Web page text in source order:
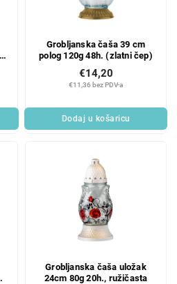
Grobljanska čaša 39 cm
polog 120g 48h. (zlatni čep)
€11,36 bez PDV-a
€14,20
Dodaj u košaricu
Grobljanska čaša uložak
24cm 80g 20h., ružičasta